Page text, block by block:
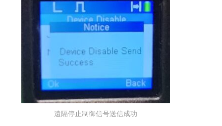
遠隔停止制御信号送信成功